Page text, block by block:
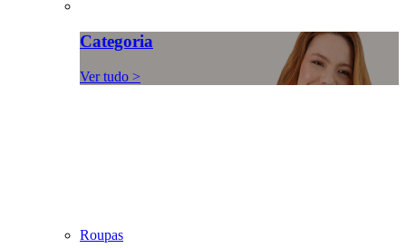
Categoria
Ver tudo >
Roupas